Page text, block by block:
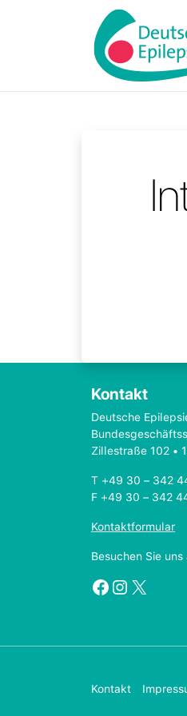
Kontakt
Deutsche
Zillestraße 102 •
T +49 30 – 342
F +49 30 – 342
Kontaktformular
Besuchen Sie uns
Facebook
X
Kontakt